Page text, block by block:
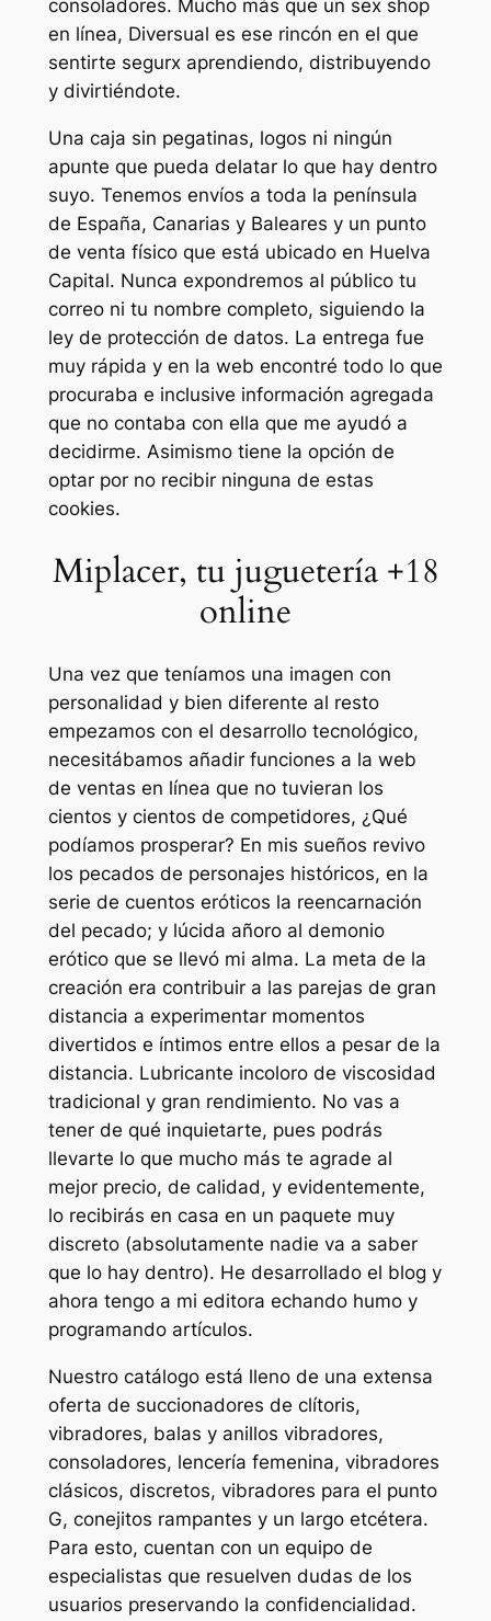
consoladores. Mucho más que un sex shop
en línea, Diversual es ese rincón en el que
sentirte segurx aprendiendo, distribuyendo
y divirtiéndote.
Una caja sin pegatinas, logos ni ningún
apunte que pueda delatar lo que hay dentro
suyo. Tenemos envíos a toda la península
de España, Canarias y Baleares y un punto
de venta físico que está ubicado en Huelva
Capital. Nunca expondremos al público tu
correo ni tu nombre completo, siguiendo la
ley de protección de datos. La entrega fue
muy rápida y en la web encontré todo lo que
procuraba e inclusive información agregada
que no contaba con ella que me ayudó a
decidirme. Asimismo tiene la opción de
optar por no recibir ninguna de estas
cookies.
Miplacer, tu juguetería +18
online
Una vez que teníamos una imagen con
personalidad y bien diferente al resto
empezamos con el desarrollo tecnológico,
necesitábamos añadir funciones a la web
de ventas en línea que no tuvieran los
cientos y cientos de competidores, ¿Qué
podíamos prosperar? En mis sueños revivo
los pecados de personajes históricos, en la
serie de cuentos eróticos la reencarnación
del pecado; y lúcida añoro al demonio
erótico que se llevó mi alma. La meta de la
creación era contribuir a las parejas de gran
distancia a experimentar momentos
divertidos e íntimos entre ellos a pesar de la
distancia. Lubricante incoloro de viscosidad
tradicional y gran rendimiento. No vas a
tener de qué inquietarte, pues podrás
llevarte lo que mucho más te agrade al
mejor precio, de calidad, y evidentemente,
lo recibirás en casa en un paquete muy
discreto (absolutamente nadie va a saber
que lo hay dentro). He desarrollado el blog y
ahora tengo a mi editora echando humo y
programando artículos.
Nuestro catálogo está lleno de una extensa
oferta de succionadores de clítoris,
vibradores, balas y anillos vibradores,
consoladores, lencería femenina, vibradores
clásicos, discretos, vibradores para el punto
G, conejitos rampantes y un largo etcétera.
Para esto, cuentan con un equipo de
especialistas que resuelven dudas de los
usuarios preservando la confidencialidad.